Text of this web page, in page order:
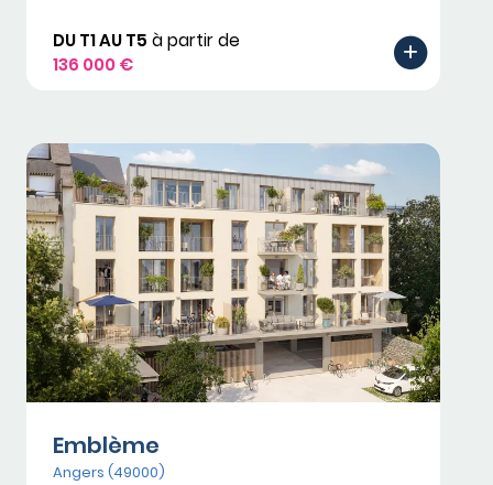
DU T1 AU T5 à partir de
136 000 €
Emblème
Angers (49000)